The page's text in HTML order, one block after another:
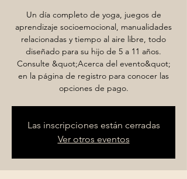
Un día completo de yoga, juegos de
aprendizaje socioemocional, manualidades
relacionadas y tiempo al aire libre, todo
diseñado para su hijo de 5 a 11 años.
Consulte &quot;Acerca del evento&quot;
en la página de registro para conocer las
opciones de pago.
Las inscripciones están cerradas
Ver otros eventos